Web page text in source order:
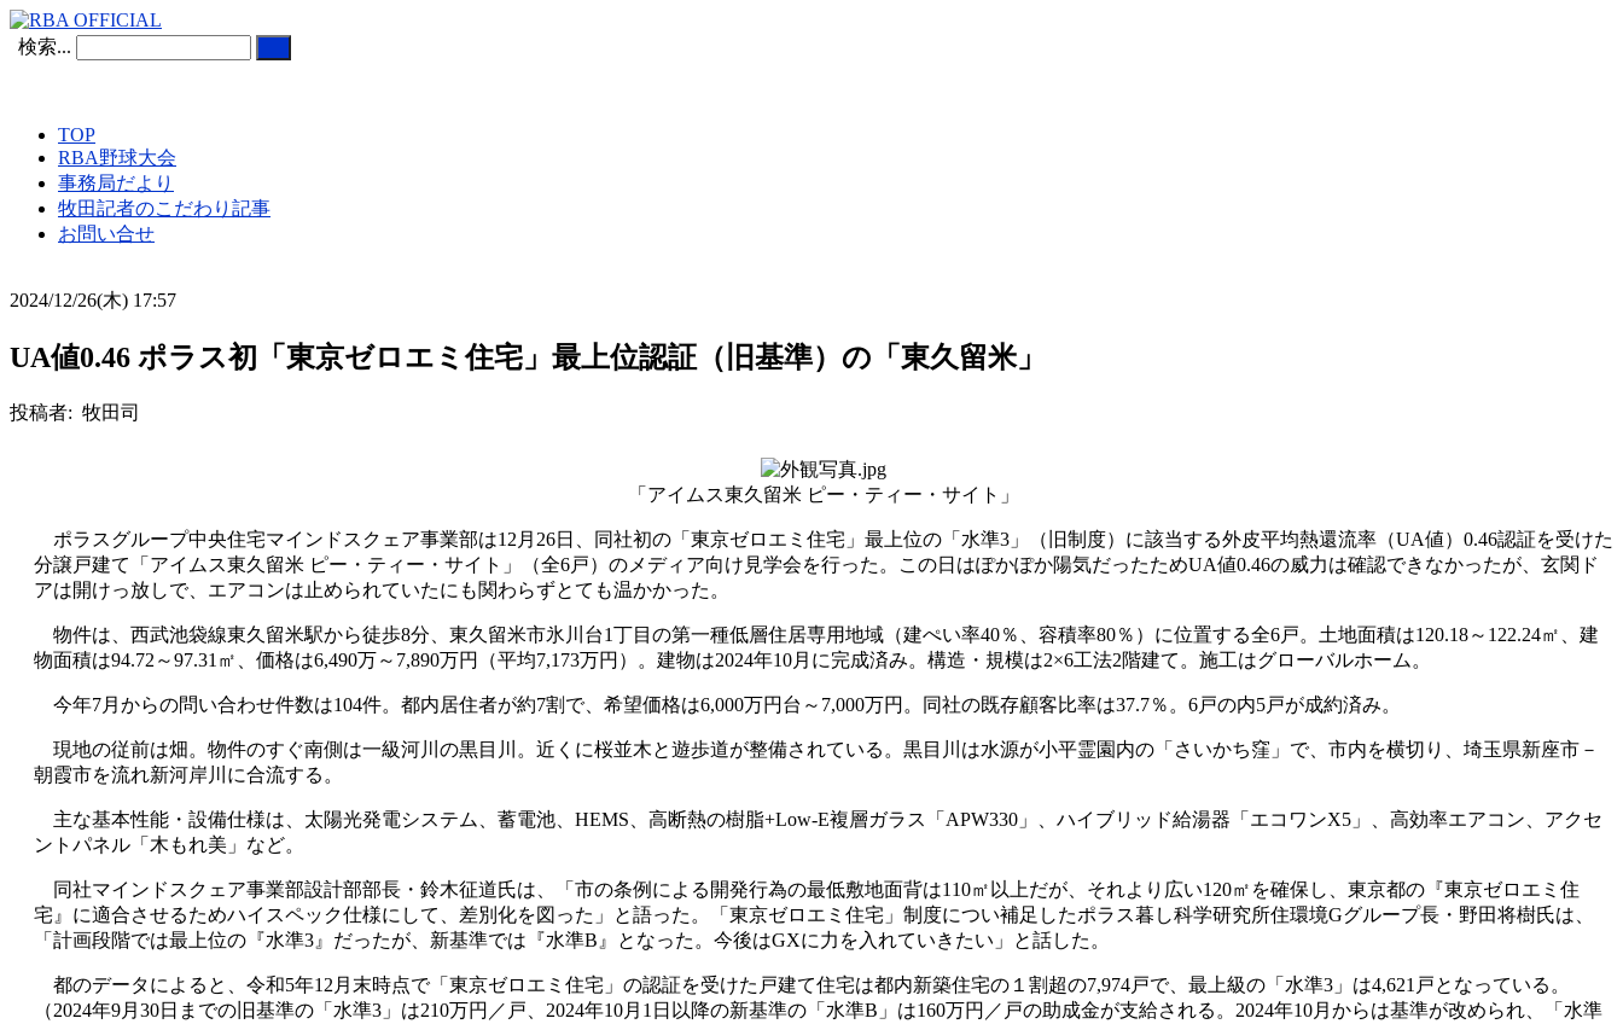
検索...
TOP
RBA野球大会
事務局だより
牧田記者のこだわり記事
お問い合せ
2024/12/26(木) 17:57
UA値0.46 ポラス初「東京ゼロエミ住宅」最上位認証（旧基準）の「東久留米」
投稿者: 牧田司
「アイムス東久留米 ピー・ティー・サイト」
ポラスグループ中央住宅マインドスクェア事業部は12月26日、同社初の「東京ゼロエミ住宅」最上位の「水準3」（旧制度）に該当する外皮平均熱還流率（UA値）0.46認証を受けた
分譲戸建て「アイムス東久留米 ピー・ティー・サイト」（全6戸）のメディア向け見学会を行った。この日はぽかぽか陽気だったためUA値0.46の威力は確認できなかったが、玄関ド
アは開けっ放しで、エアコンは止められていたにも関わらずとても温かかった。
物件は、西武池袋線東久留米駅から徒歩8分、東久留米市氷川台1丁目の第一種低層住居専用地域（建ぺい率40％、容積率80％）に位置する全6戸。土地面積は120.18～122.24㎡、建
物面積は94.72～97.31㎡、価格は6,490万～7,890万円（平均7,173万円）。建物は2024年10月に完成済み。構造・規模は2×6工法2階建て。施工はグローバルホーム。
今年7月からの問い合わせ件数は104件。都内居住者が約7割で、希望価格は6,000万円台～7,000万円。同社の既存顧客比率は37.7％。6戸の内5戸が成約済み。
現地の従前は畑。物件のすぐ南側は一級河川の黒目川。近くに桜並木と遊歩道が整備されている。黒目川は水源が小平霊園内の「さいかち窪」で、市内を横切り、埼玉県新座市－
朝霞市を流れ新河岸川に合流する。
主な基本性能・設備仕様は、太陽光発電システム、蓄電池、HEMS、高断熱の樹脂+Low-E複層ガラス「APW330」、ハイブリッド給湯器「エコワンX5」、高効率エアコン、アクセ
ントパネル「木もれ美」など。
同社マインドスクェア事業部設計部部長・鈴木征道氏は、「市の条例による開発行為の最低敷地面背は110㎡以上だが、それより広い120㎡を確保し、東京都の『東京ゼロエミ住
宅』に適合させるためハイスペック仕様にして、差別化を図った」と語った。「東京ゼロエミ住宅」制度につい補足したポラス暮し科学研究所住環境Gグループ長・野田将樹氏は、
「計画段階では最上位の『水準3』だったが、新基準では『水準B』となった。今後はGXに力を入れていきたい」と話した。
都のデータによると、令和5年12月末時点で「東京ゼロエミ住宅」の認証を受けた戸建て住宅は都内新築住宅の１割超の7,974戸で、最上級の「水準3」は4,621戸となっている。
（2024年9月30日までの旧基準の「水準3」は210万円／戸、2024年10月1日以降の新基準の「水準B」は160万円／戸の助成金が支給される。2024年10月からは基準が改められ、「水準